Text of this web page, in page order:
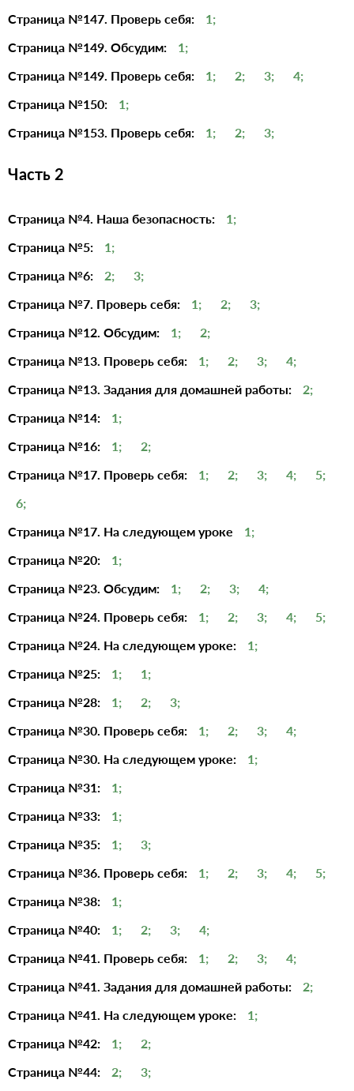
Страница №147. Проверь себя:
1;
Страница №149. Обсудим:
1;
Страница №149. Проверь себя:
1; 2; 3;
4;
Страница №150:
1;
Страница №153. Проверь себя:
1; 2; 3;
Часть 2
Страница №4. Наша безопасность:
1;
Страница №5:
1;
Страница №6:
2;
3;
Страница №7. Проверь себя:
1; 2;
3;
Страница №12. Обсудим:
1;
2;
Страница №13. Проверь себя:
1; 2; 3;
4;
Страница №13. Задания для домашней работы:
2;
Страница №14:
1;
Страница №16:
1;
2;
Страница №17. Проверь себя:
1; 2; 3; 4;
5;
6;
Страница №17. На следующем уроке
1;
Страница №20:
1;
Страница №23. Обсудим:
1; 2; 3;
4;
Страница №24. Проверь себя:
1; 2; 3; 4;
5;
Страница №24. На следующем уроке:
1;
Страница №25:
1;
1;
Страница №28:
1; 2;
3;
Страница №30. Проверь себя:
1; 2; 3;
4;
Страница №30. На следующем уроке:
1;
Страница №31:
1;
Страница №33:
1;
Страница №35:
1;
3;
Страница №36. Проверь себя:
1; 2; 3; 4;
5;
Страница №38:
1;
Страница №40:
1; 2; 3;
4;
Страница №41. Проверь себя:
1; 2; 3;
4;
Страница №41. Задания для домашней работы:
2;
Страница №41. На следующем уроке:
1;
Страница №42:
1;
2;
Страница №44:
2; 3;